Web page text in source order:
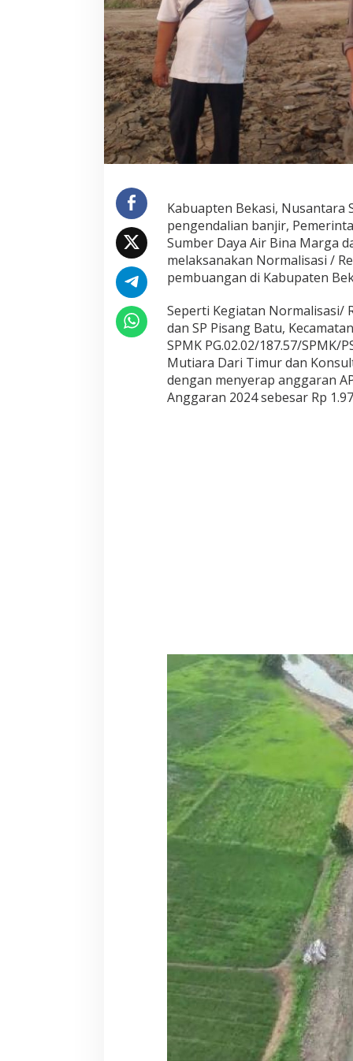
D
i
n
P
m
a
n
g
a
n
K
b
u
p
a
n
B
Kabuapten Bekasi, Nusantara
pengendalian banjir,
Sumber Daya Air Bina Marga
melaksanakan Normalisasi /
pembuangan di Kabupaten
Seperti Kegiatan Normalisasi/
dan SP Pisang Batu,
SPMK PG.02.02/187.57/SPMK/
Mutiara Dari Timur dan
dengan menyerap anggaran
Anggaran 2024 sebesar Rp